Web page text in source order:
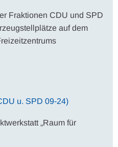
Fraktionen CDU und SPD
auf dem
u. SPD 09-24)
„Raum für